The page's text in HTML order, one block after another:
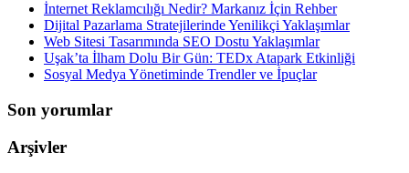
İnternet Reklamcılığı Nedir? Markanız İçin Rehber
Dijital Pazarlama Stratejilerinde Yenilikçi Yaklaşımlar
Web Sitesi Tasarımında SEO Dostu Yaklaşımlar
Uşak’ta İlham Dolu Bir Gün: TEDx Atapark Etkinliği
Sosyal Medya Yönetiminde Trendler ve İpuçlar
Son yorumlar
Arşivler